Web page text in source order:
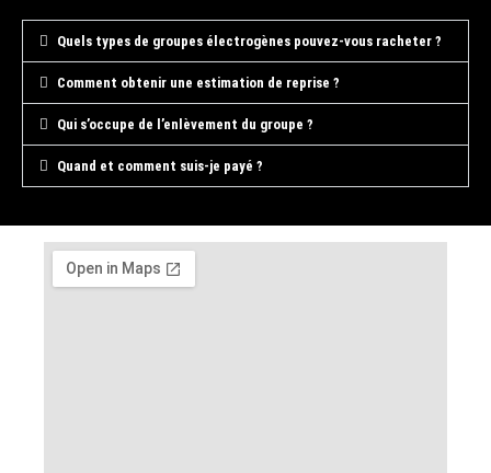
Quels types de groupes électrogènes pouvez-vous racheter ?
Comment obtenir une estimation de reprise ?
Qui s’occupe de l’enlèvement du groupe ?
Quand et comment suis-je payé ?